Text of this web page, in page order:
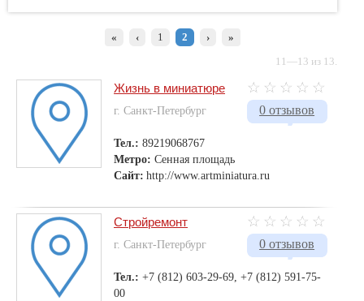
« ‹ 1 2 ›
»
11—13 из 13.
0 отзывов
Жизнь в миниатюре
г. Санкт-Петербург
Тел.: 89219068767
Метро: Сенная площадь
Сайт: http://www.artminiatura.ru
0 отзывов
Стройремонт
г. Санкт-Петербург
Тел.: +7 (812) 603-29-69, +7 (812) 591-75-
00